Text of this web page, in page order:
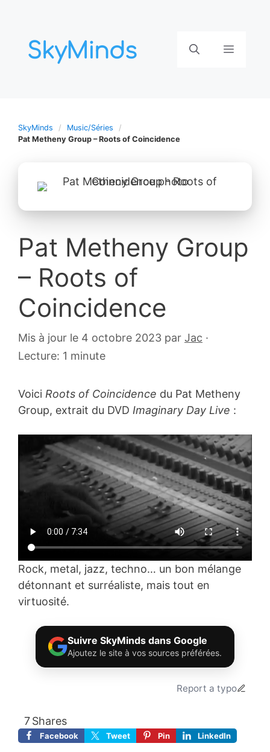
contenu
Menu
SkyMinds
Music/Séries
Pat Metheny Group – Roots of Coincidence
Pat Metheny Group
– Roots of
Coincidence
Mis à jour le 4 octobre 2023 5par Jac ·
Lecture: 1 minute
Voici Roots of Coincidence du Pat Metheny
Group, extrait du DVD Imaginary Day Live :
Rock, metal, jazz, techno… un bon mélange
détonnant et surréaliste, mais tout en
virtuosité.
Suivre SkyMinds dans Google
Ajoutez le site à vos sources préférées.
Report a typo
Shares
7
Facebook Tweet Pin LinkedIn